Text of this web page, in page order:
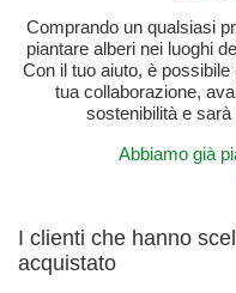
Comprando un qualsiasi
piantare alberi nei luoghi
Con il tuo aiuto, è
tua collaborazione,
sostenibilità e
Abbiamo già
I clienti che hanno
acquistato